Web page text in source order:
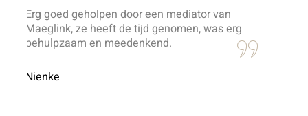
van
was erg
Uitstekende service, heel prettige en
mediator.